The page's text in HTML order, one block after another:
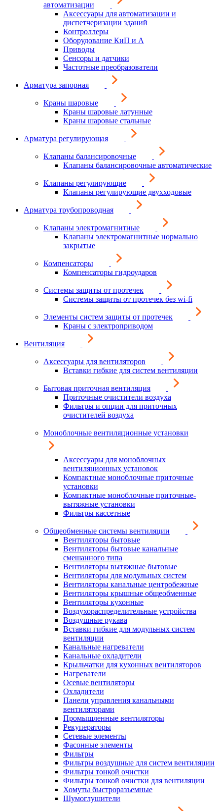
автоматизации
Аксессуары для автоматизации и
диспетчеризации зданий
Контроллеры
Оборудование КиП и А
Приводы
Сенсоры и датчики
Частотные преобразователи
Арматура запорная
Краны шаровые
Краны шаровые латунные
Краны шаровые стальные
Арматура регулирующая
Клапаны балансировочные
Клапаны балансировочные автоматические
Клапаны регулирующие
Клапаны регулирующие двухходовые
Арматура трубопроводная
Клапаны электромагнитные
Клапаны электромагнитные нормально
закрытые
Компенсаторы
Компенсаторы гидроударов
Системы защиты от протечек
Системы защиты от протечек без wi-fi
Элементы систем защиты от протечек
Краны с электроприводом
Вентиляция
Аксессуары для вентиляторов
Вставки гибкие для систем вентиляции
Бытовая приточная вентиляция
Приточные очистители воздуха
Фильтры и опции для приточных
очистителей воздуха
Моноблочные вентиляционные установки
Аксессуары для моноблочных
вентиляционных установок
Компактные моноблочные приточные
установки
Компактные моноблочные приточные-
вытяжные установки
Фильтры кассетные
Общеобменные системы вентиляции
Вентиляторы бытовые
Вентиляторы бытовые канальные
смешанного типа
Вентиляторы вытяжные бытовые
Вентиляторы для модульных систем
Вентиляторы канальные центробежные
Вентиляторы крышные общеобменные
Вентиляторы кухонные
Воздухораспределительные устройства
Воздушные рукава
Вставки гибкие для модульных систем
вентиляции
Канальные нагреватели
Канальные охладители
Крыльчатки для кухонных вентиляторов
Нагреватели
Осевые вентиляторы
Охладители
Панели управления канальными
вентиляторами
Промышленные вентиляторы
Рекуператоры
Сетевые элементы
Фасонные элементы
Фильтры
Фильтры воздушные для систем вентиляции
Фильтры тонкой очистки
Фильтры тонкой очистки для вентиляции
Хомуты быстроразъемные
Шумоглушители